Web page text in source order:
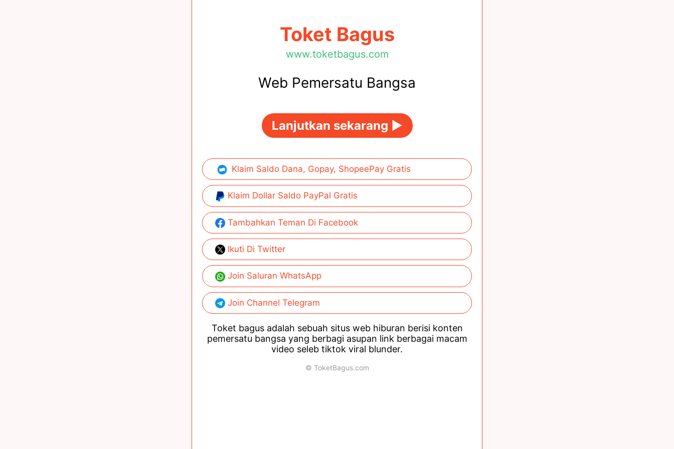
Toket Bagus
www.toketbagus.com
Web Pemersatu Bangsa
Lanjutkan sekarang ►
Klaim Saldo Dana, Gopay, ShopeePay Gratis
Klaim Dollar Saldo PayPal Gratis
Tambahkan Teman Di Facebook
Ikuti Di Twitter
Join Saluran WhatsApp
Join Channel Telegram
Toket bagus adalah sebuah situs web hiburan berisi konten
pemersatu bangsa yang berbagi asupan link berbagai macam
video seleb tiktok viral blunder.
© ToketBagus.com